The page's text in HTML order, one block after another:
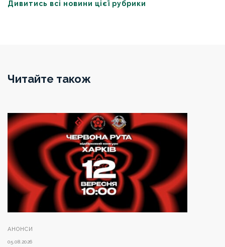
Дивитись всі новини цієї рубрики
Читайте також
АНОНСИ
05.08.2026